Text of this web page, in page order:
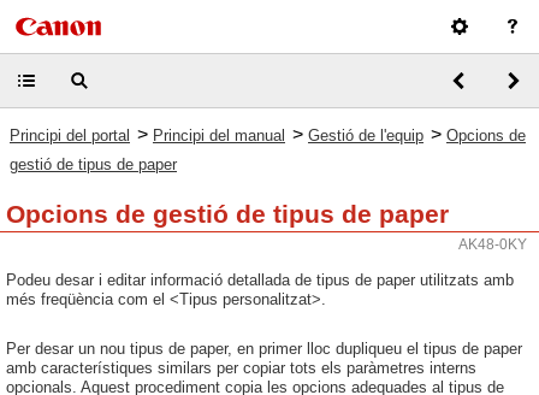
Principi del portal > Principi del manual > Gestió de l'equip > Opcions de
gestió de tipus de paper
Opcions de gestió de tipus de paper
AK48-0KY
Podeu desar i editar informació detallada de tipus de paper utilitzats amb
més freqüència com el <Tipus personalitzat>.
Per desar un nou tipus de paper, en primer lloc dupliqueu el tipus de paper
amb característiques similars per copiar tots els paràmetres interns
opcionals. Aquest procediment copia les opcions adequades al tipus de